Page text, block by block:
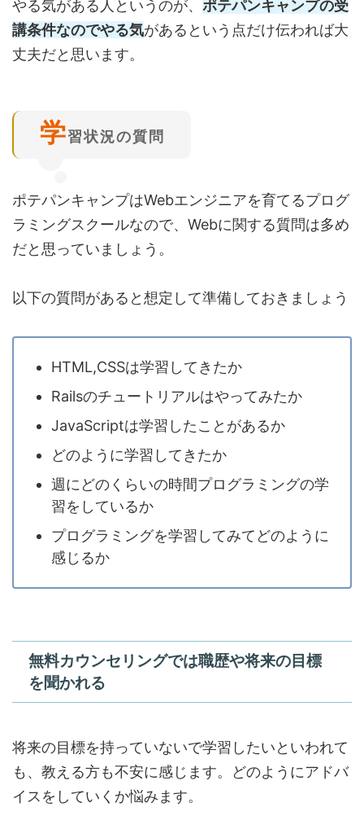
やる気がある人というのが、 ポテパンキャンプの受
講条件なのでやる気があるという点だけ伝われば大
丈夫だと思います。
学習状況の質問
ポテパンキャンプはWebエンジニアを育てるプログ
ラミングスクールなので、Webに関する質問は多め
だと思っていましょう。
以下の質問があると想定して準備しておきましょう
HTML,CSSは学習してきたか
Railsのチュートリアルはやってみたか
JavaScriptは学習したことがあるか
どのように学習してきたか
週にどのくらいの時間プログラミングの学
習をしているか
プログラミングを学習してみてどのように
感じるか
無料カウンセリングでは職歴や将来の目標
を聞かれる
将来の目標を持っていないで学習したいといわれて
も、教える方も不安に感じます。どのようにアドバ
イスをしていくか悩みます。